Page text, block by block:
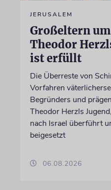
JERUSALEM
Großeltern
Theodor
ist erfüllt
Die Überreste von
Vorfahren
Begründers und
Theodor Herzls
nach Israel überführt
beigesetzt
06.08.2026